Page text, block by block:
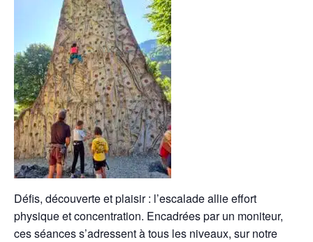
Défis, découverte et plaisir : l’escalade allie effort
physique et concentration. Encadrées par un moniteur,
ces séances s’adressent à tous les niveaux, sur notre